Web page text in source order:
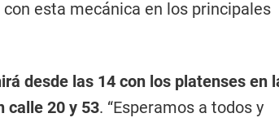
con esta mecánica en los principales
desde las 14 con los platenses en
calle 20 y 53. “Esperamos a todos y